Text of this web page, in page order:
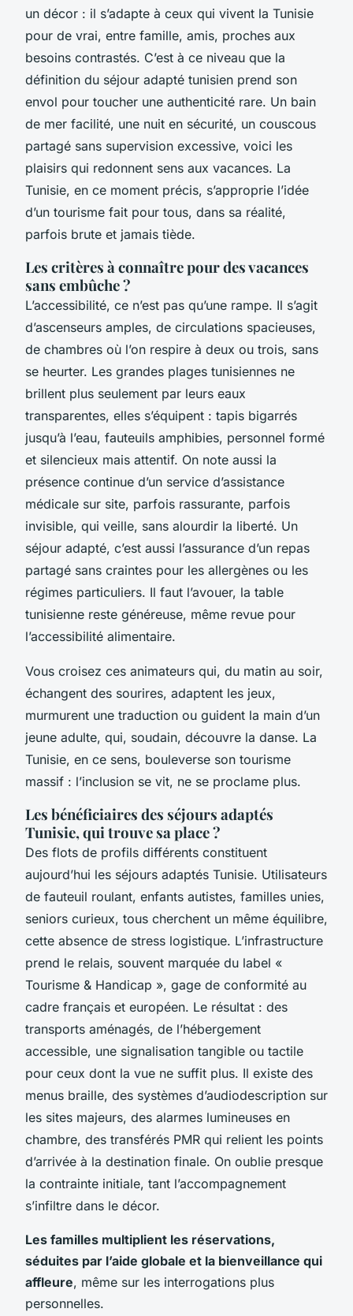
un décor : il s’adapte à ceux qui vivent la Tunisie
pour de vrai, entre famille, amis, proches aux
besoins contrastés. C’est à ce niveau que la
définition du séjour adapté tunisien prend son
envol pour toucher une authenticité rare. Un bain
de mer facilité, une nuit en sécurité, un couscous
partagé sans supervision excessive, voici les
plaisirs qui redonnent sens aux vacances. La
Tunisie, en ce moment précis, s’approprie l’idée
d’un tourisme fait pour tous, dans sa réalité,
parfois brute et jamais tiède.
Les critères à connaître pour des vacances
sans embûche ?
L’accessibilité, ce n’est pas qu’une rampe. Il s’agit
d’ascenseurs amples, de circulations spacieuses,
de chambres où l’on respire à deux ou trois, sans
se heurter. Les grandes plages tunisiennes ne
brillent plus seulement par leurs eaux
transparentes, elles s’équipent : tapis bigarrés
jusqu’à l’eau, fauteuils amphibies, personnel formé
et silencieux mais attentif. On note aussi la
présence continue d’un service d’assistance
médicale sur site, parfois rassurante, parfois
invisible, qui veille, sans alourdir la liberté. Un
séjour adapté, c’est aussi l’assurance d’un repas
partagé sans craintes pour les allergènes ou les
régimes particuliers. Il faut l’avouer, la table
tunisienne reste généreuse, même revue pour
l’accessibilité alimentaire.
Vous croisez ces animateurs qui, du matin au soir,
échangent des sourires, adaptent les jeux,
murmurent une traduction ou guident la main d’un
jeune adulte, qui, soudain, découvre la danse. La
Tunisie, en ce sens, bouleverse son tourisme
massif : l’inclusion se vit, ne se proclame plus.
Les bénéficiaires des séjours adaptés
Tunisie, qui trouve sa place ?
Des flots de profils différents constituent
aujourd’hui les séjours adaptés Tunisie. Utilisateurs
de fauteuil roulant, enfants autistes, familles unies,
seniors curieux, tous cherchent un même équilibre,
cette absence de stress logistique. L’infrastructure
prend le relais, souvent marquée du label «
Tourisme & Handicap », gage de conformité au
cadre français et européen. Le résultat : des
transports aménagés, de l’hébergement
accessible, une signalisation tangible ou tactile
pour ceux dont la vue ne suffit plus. Il existe des
menus braille, des systèmes d’audiodescription sur
les sites majeurs, des alarmes lumineuses en
chambre, des transférés PMR qui relient les points
d’arrivée à la destination finale. On oublie presque
la contrainte initiale, tant l’accompagnement
s’infiltre dans le décor.
Les familles multiplient les réservations,
séduites par l’aide globale et la bienveillance qui
affleure, même sur les interrogations plus
personnelles.